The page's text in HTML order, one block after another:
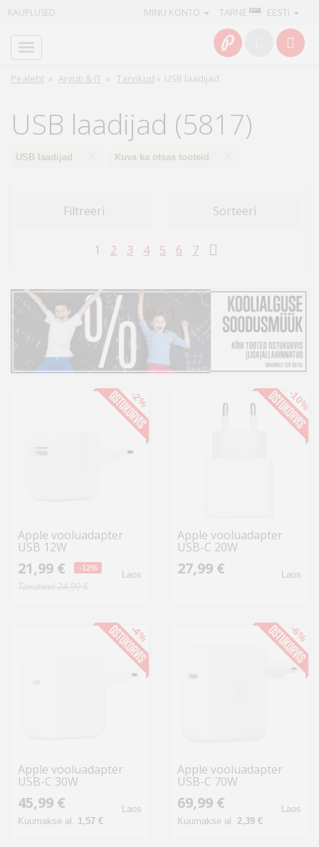
KAUPLUSED TARNE · EESTI
MINU KONTO
Pealeht » Arvuti & IT » Tarvikud » USB laadijad
USB laadijad (5817)
USB laadijad Kuva ka otsas tooteid
Filtreeri Sorteeri
1 2 3 4 5 6 7
Apple vooluadapter
USB 12W
21,99 € -12%
Tavahind 24,99 €
Laos
-2%
Apple vooluadapter
USB-C 20W
27,99 € Laos
-10%
Apple vooluadapter
USB-C 30W
45,99 €
Kuumakse al. 1,57 €
Laos
-4%
Apple vooluadapter
USB-C 70W
69,99 €
Kuumakse al. 2,39 €
Laos
-6%
Info
Elektroonika
Kodu
Mänguasjad
Auto